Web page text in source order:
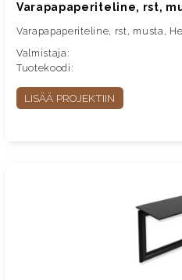
Varapapaperiteline, rst,
Varapapaperiteline, rst, musta,
Valmistaja:
Tuotekoodi:
LISÄÄ PROJEKTIIN